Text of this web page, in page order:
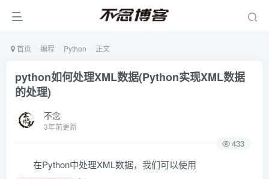
首页 编程 Python 正文
python如何处理XML数据(Python实现XML数据
的处理)
不念
3年前更新
433
在Python中处理XML数据，我们可以使用